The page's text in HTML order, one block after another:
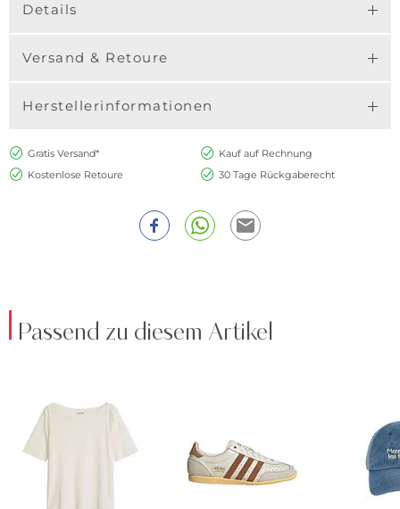
Details
Versand & Retoure
Herstellerinformationen
Gratis Versand*
Kauf auf Rechnung
Kostenlose Retoure
30 Tage Rückgaberecht
Passend zu diesem Artikel